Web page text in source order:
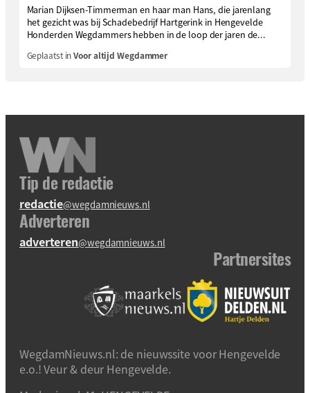
Marian Dijksen-Timmerman en haar man Hans, die jarenlang
het gezicht was bij Schadebedrijf Hartgerink in Hengevelde
Honderden Wegdammers hebben in de loop der jaren de...
Geplaatst inVoor altijd Wegdammer
Tip de redactie
redactie@wegdamnieuws.nl
Adverteren
adverteren@wegdamnieuws.nl
Partnersites
WegdamNieuws.nl: de nieuwssite voor Hengevelde
e.o.! Veur & deur Hengevelde.